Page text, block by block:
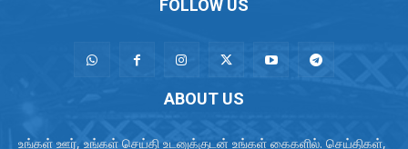
FOLLOW US
ABOUT US
உங்கள் ஊர், உங்கள் செய்தி உடனுக்குடன் உங்கள் கைகளில். செய்திகள்,